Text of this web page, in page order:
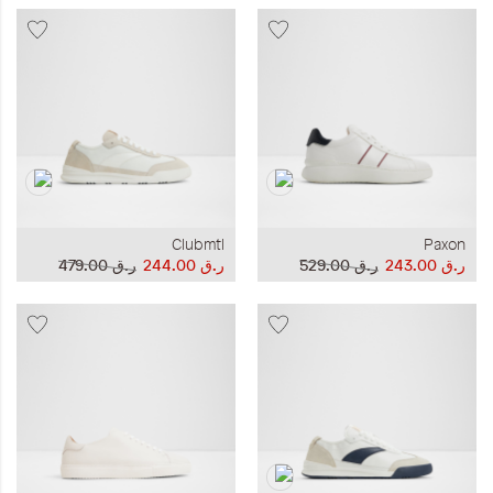
Paxon
ر.ق‏ 529.00
ر.ق‏ 243.00
Clubmtl
ر.ق‏ 479.00
ر.ق‏ 244.00